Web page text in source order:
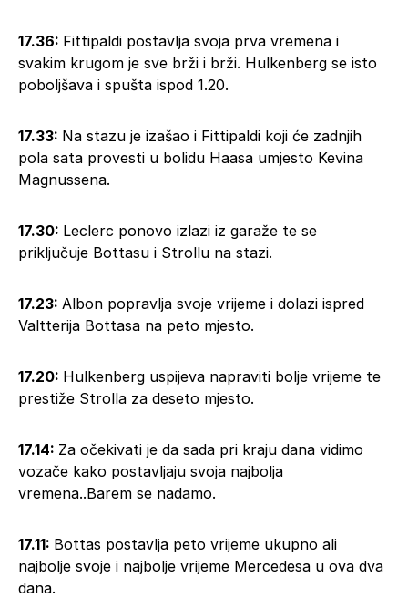
17.36: Fittipaldi postavlja svoja prva vremena i
svakim krugom je sve brži i brži. Hulkenberg se isto
poboljšava i spušta ispod 1.20.
17.33: Na stazu je izašao i Fittipaldi koji će zadnjih
pola sata provesti u bolidu Haasa umjesto Kevina
Magnussena.
17.30: Leclerc ponovo izlazi iz garaže te se
priključuje Bottasu i Strollu na stazi.
17.23: Albon popravlja svoje vrijeme i dolazi ispred
Valtterija Bottasa na peto mjesto.
17.20: Hulkenberg uspijeva napraviti bolje vrijeme te
prestiže Strolla za deseto mjesto.
17.14: Za očekivati je da sada pri kraju dana vidimo
vozače kako postavljaju svoja najbolja
vremena..Barem se nadamo.
17.11: Bottas postavlja peto vrijeme ukupno ali
najbolje svoje i najbolje vrijeme Mercedesa u ova dva
dana.